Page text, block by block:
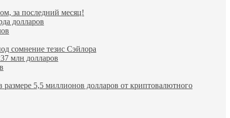
за последний месяц!
долларов
сомнение тезис Сэйлора
млн долларов
5,5 миллионов долларов от криптовалютного